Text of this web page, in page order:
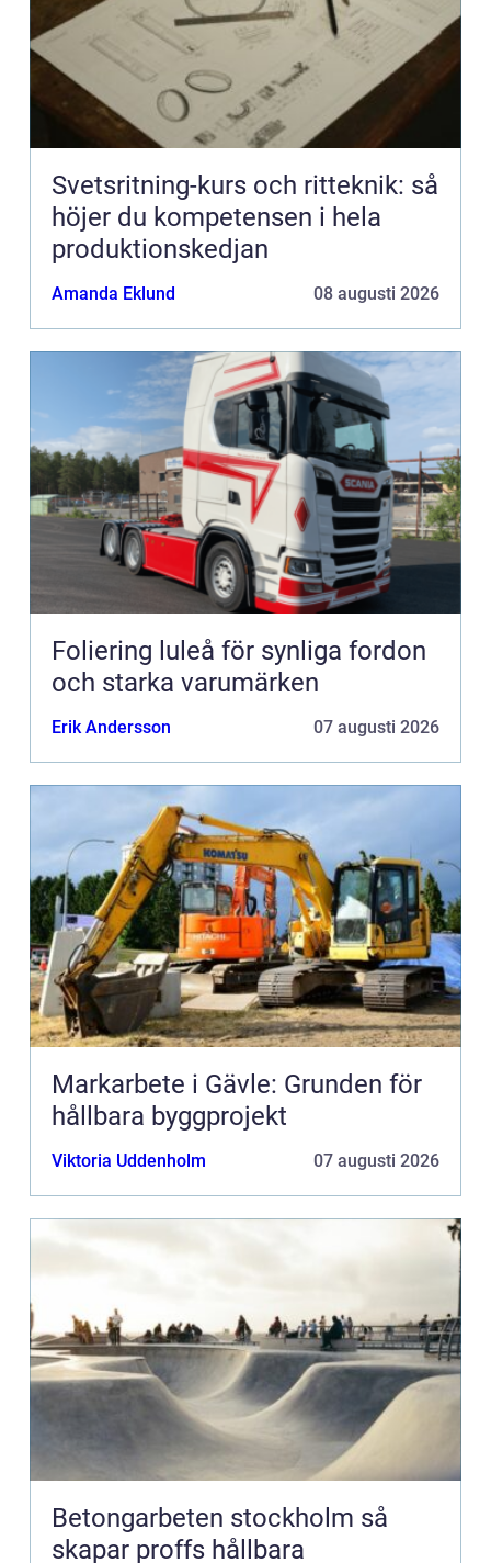
Svetsritning-kurs och ritteknik: så
höjer du kompetensen i hela
produktionskedjan
Amanda Eklund 08 augusti 2026
Foliering luleå för synliga fordon
och starka varumärken
Erik Andersson 07 augusti 2026
Markarbete i Gävle: Grunden för
hållbara byggprojekt
Viktoria Uddenholm 07 augusti 2026
Betongarbeten stockholm så
skapar proffs hållbara